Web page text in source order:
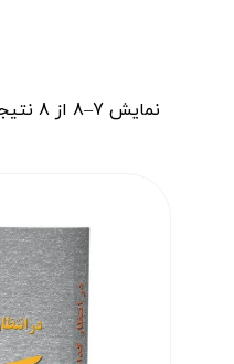
نمایش 7–8 از 8 نتیجه